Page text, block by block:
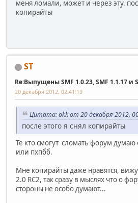
меня ломали, может и через эту.
копирайты
ST
Re:Выпущены SMF 1.0.23, SMF 1.1.17 и
20 декабря 2012, 02:41:19
Цитата: okk от 20 декабря 2012,
после этого я снял копирайты
Те кто смогут сломать форум
или пхпбб.
Мне копирайты даже нравятся,
2.0 RC2, так сразу в мыслях что о
стороны не особо думают...